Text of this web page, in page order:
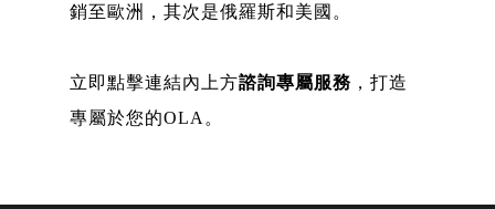
銷至歐洲，其次是俄羅斯和美國。
立即點擊連結內上方諮詢專屬服務 ，打造
專屬於您的OLA。